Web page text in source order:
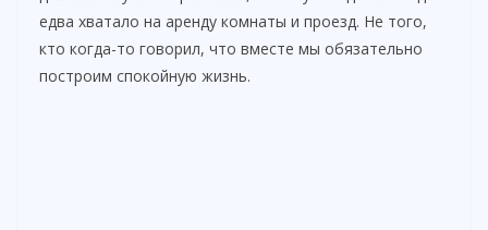
едва хватало на аренду комнаты и проезд. Не того,
кто когда-то говорил, что вместе мы обязательно
построим спокойную жизнь.